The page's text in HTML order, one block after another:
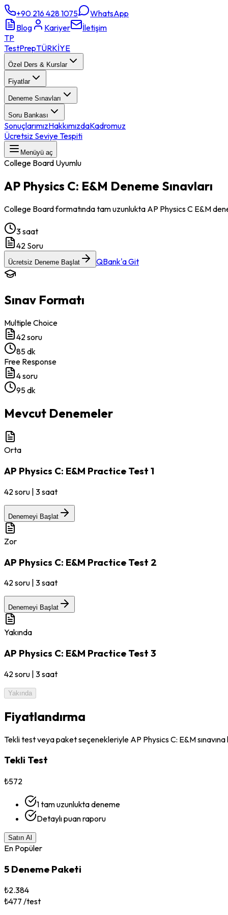
+90 216 428 1075
WhatsApp
Blog
Kariyer
İletişim
TP
TestPrepTÜRKİYE
Özel Ders & Kurslar
Fiyatlar
Deneme Sınavları
Soru Bankası
SonuçlarımızHakkımızdaKadromuz
Ücretsiz Seviye Tespiti
Menüyü aç
College Board Uyumlu
AP Physics C: E&M Deneme Sınavları
College Board formatında tam uzunlukta AP Physics C E&M
3 saat
42 Soru
Ücretsiz Deneme Başlat QBank'a Git
Sınav Formatı
Multiple Choice
42 soru
85 dk
Free Response
4soru
95 dk
Mevcut Denemeler
Orta
AP Physics C: E&M Practice Test 1
42 soru | 3 saat
Denemeyi Başlat
Zor
AP Physics C: E&M Practice Test 2
42soru 3 saat
Denemeyi Başlat
Yakında
AP Physics C: E&M Practice Test 3
42 soru | 3 saat
Yakında
Fiyatlandırma
Tekli test veya paket seçenekleriyle AP Physics C: E&M sınavına
Tekli Test
₺572
1 tam uzunlukta deneme
Detaylı puan raporu
Satın Al
En Popüler
5 Deneme Paketi
₺2.384
₺477 /test